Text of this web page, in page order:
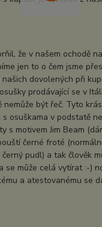
že v našem ochodě
jen to o čem jsme
našich dovolených při
prodávající se v
nemůže být řeč. Tyto
osuškama v podstatě
s motivem Jim Beam
černé froté
pudl) a tak člověk
se může celá vytírat :-)
a atestovanému se